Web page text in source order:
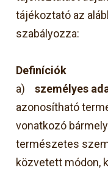
tájékoztató az
szabályozza:
Definíciók
a)személyes
azonosítható
vonatkozó
természetes
közvetett módon,